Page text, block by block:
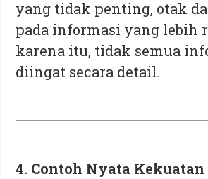
yang tidak penting, otak
pada informasi yang lebih
karena itu, tidak semua
diingat secara detail.
4. Contoh Nyata